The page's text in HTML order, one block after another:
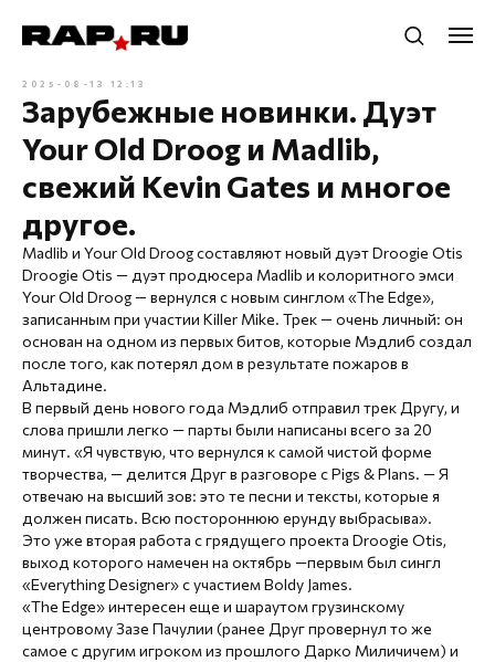
2025-08-13 12:13
Зарубежные новинки. Дуэт
Your Old Droog и Madlib,
свежий Kevin Gates и многое
другое.
Madlib и Your Old Droog составляют новый дуэт Droogie Otis
Droogie Otis — дуэт продюсера Madlib и колоритного эмси
Your Old Droog — вернулся с новым синглом «The Edge»,
записанным при участии Killer Mike. Трек — очень личный: он
основан на одном из первых битов, которые Мэдлиб создал
после того, как потерял дом в результате пожаров в
Альтадине.⁠
В первый день нового года Мэдлиб отправил трек Другу, и
слова пришли легко — парты были написаны всего за 20
минут. «Я чувствую, что вернулся к самой чистой форме
творчества, — делится Друг в разговоре с Pigs & Plans. — Я
отвечаю на высший зов: это те песни и тексты, которые я
должен писать. Всю постороннюю ерунду выбрасыва».⁠
Это уже вторая работа с грядущего проекта Droogie Otis,
выход которого намечен на октябрь —первым был сингл
«Everything Designer» с участием Boldy James.⁠
«The Edge» интересен еще и шараутом грузинскому
центровому Зазе Пачулии (ранее Друг провернул то же
самое с другим игроком из прошлого Дарко Миличичем) и